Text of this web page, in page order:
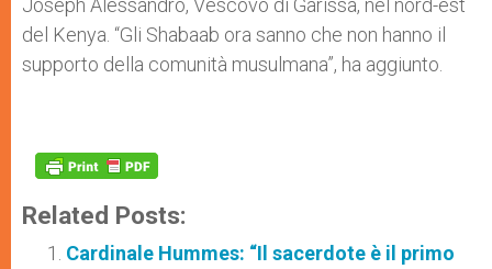
Joseph Alessandro, Vescovo di Garissa, nel nord-est
del Kenya. “Gli Shabaab ora sanno che non hanno il
supporto della comunità musulmana”, ha aggiunto.
Related Posts:
Cardinale Hummes: “Il sacerdote è il primo